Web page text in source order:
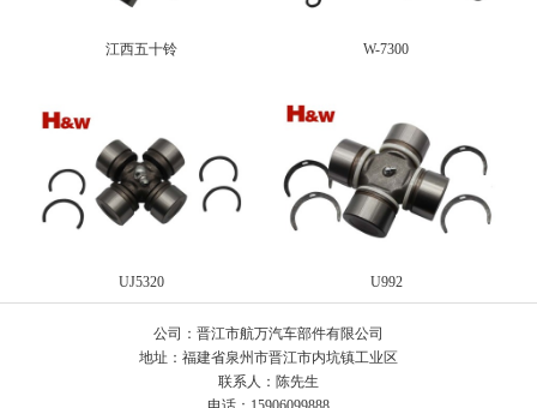
江西五十铃 W-7300
UJ5320 U992
公司：晋江市航万汽车部件有限公司
地址：福建省泉州市晋江市内坑镇工业区
联系人：陈先生